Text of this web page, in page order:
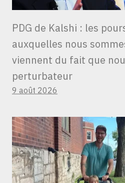
PDG de Kalshi : les
auxquelles nous
viennent du fait que
perturbateur
9 août 2026